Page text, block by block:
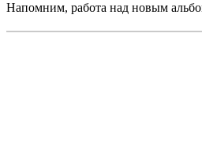
Напомним, работа над новым